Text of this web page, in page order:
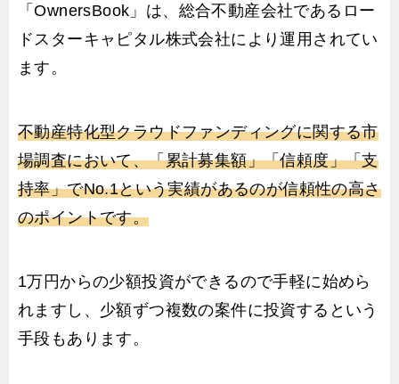
「OwnersBook」は、総合不動産会社であるロー
ドスターキャピタル株式会社により運用されてい
ます。
不動産特化型クラウドファンディングに関する市
場調査において、「累計募集額」「信頼度」「支
持率」でNo.1という実績があるのが信頼性の高さ
のポイントです。
1万円からの少額投資ができるので手軽に始めら
れますし、少額ずつ複数の案件に投資するという
手段もあります。